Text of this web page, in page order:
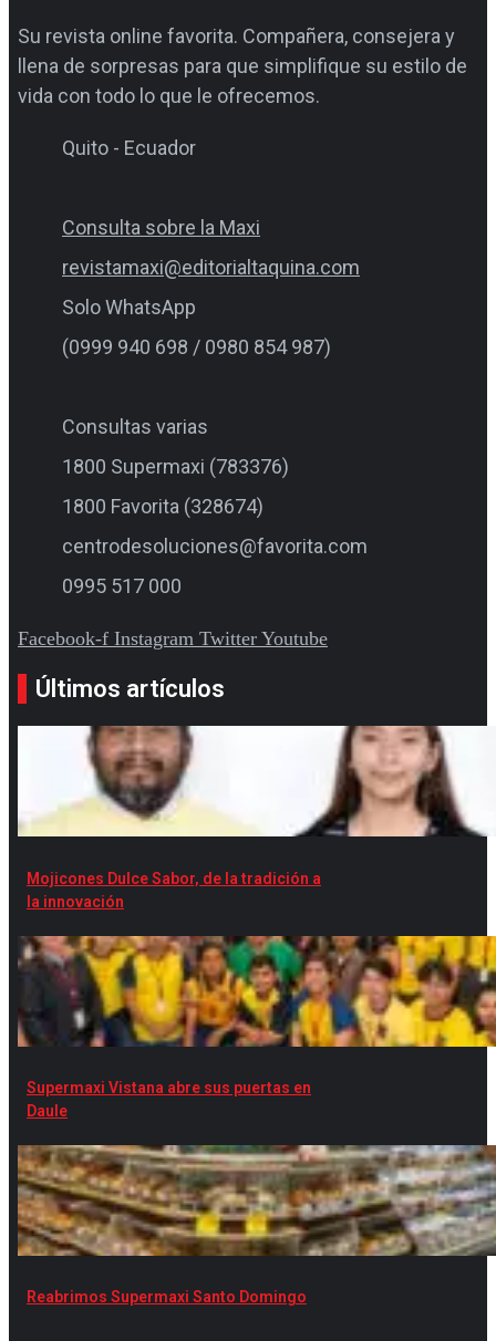
Su revista online favorita. Compañera, consejera y
llena de sorpresas para que simplifique su estilo de
vida con todo lo que le ofrecemos.
Quito - Ecuador
Consulta sobre la Maxi
revistamaxi@editorialtaquina.com
Solo WhatsApp
(0999 940 698 / 0980 854 987)
Consultas varias
1800 Supermaxi (783376)
1800 Favorita (328674)
centrodesoluciones@favorita.com
0995 517 000
Facebook-f Instagram Twitter Youtube
Últimos artículos
Mojicones Dulce Sabor, de la tradición a
la innovación
Supermaxi Vistana abre sus puertas en
Daule
Reabrimos Supermaxi Santo Domingo